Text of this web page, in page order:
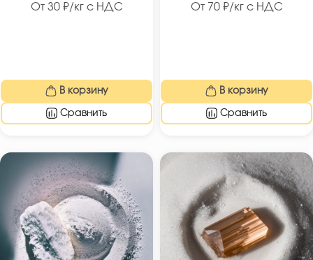
От 30 ₽/кг с НДС
В корзину
Сравнить
От 70 ₽/кг с НДС
В корзину
Сравнить